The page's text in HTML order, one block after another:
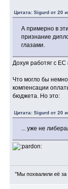
Цитата: Sigurd от 20
А примерно в
признание
глазами.
Дохуя работяг с
Что могло бы
компенсации
бюджета. Но это:
Цитата: Sigurd от 20
... уже не
"Мы похвалили её